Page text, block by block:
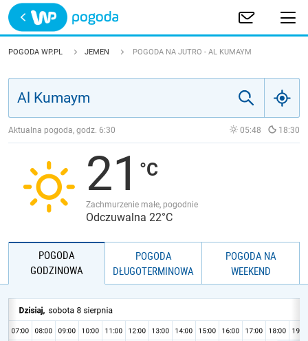
Trwa ładowanie
POLSKA
JAKOŚĆ POWIETRZA
POGODA WP.PL JEMEN POGODA NA JUTRO - AL KUMAYM
Aktualna pogoda, godz. 6:30 05:48 18:30
21
Zachmurzenie małe, pogodnie
Odczuwalna 22°C
POGODA
GODZINOWA
POGODA
DŁUGOTERMINOWA
POGODA NA
WEEKEND